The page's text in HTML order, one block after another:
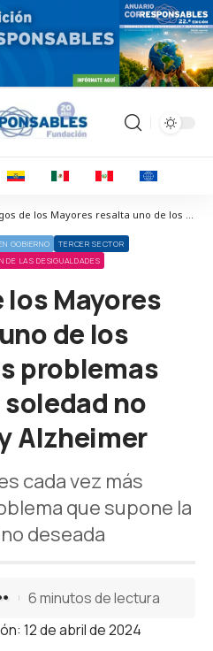
Corresponsables > Noticias > Amigos de los Mayores resalta uno de los principales problemas sociales: soledad no deseada y Alzheimer
GOBIERNO
TERCER SECTOR
DE LAS DESIGUALDADES
Mayores
de los
problemas
no
Alzheimer
cada vez más
que supone la
deseada
12 de abril de 2024
6 minutos de lectura